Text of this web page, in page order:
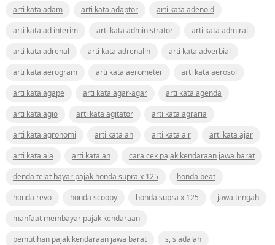
arti kata adam
arti kata adaptor
arti kata adenoid
arti kata ad interim
arti kata administrator
arti kata admiral
arti kata adrenal
arti kata adrenalin
arti kata adverbial
arti kata aerogram
arti kata aerometer
arti kata aerosol
arti kata agape
arti kata agar-agar
arti kata agenda
arti kata agio
arti kata agitator
arti kata agraria
arti kata agronomi
arti kata ah arti kata air
arti kata ajar
arti kata ala
arti kata an
cara cek pajak kendaraan jawa barat
denda telat bayar pajak honda supra x 125
honda beat
honda revo
honda scoopy honda supra x 125
jawa tengah
manfaat membayar pajak kendaraan
pemutihan pajak kendaraan jawa barat
s, s adalah